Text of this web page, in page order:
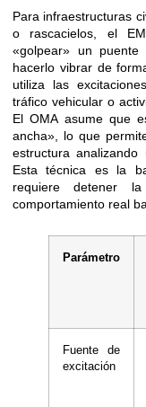
Para infraestructuras
o rascacielos, el
«golpear» un
hacerlo vibrar de
utiliza las
tráfico vehicular o
El OMA asume que
ancha», lo que
estructura
Esta técnica es la
requiere detener
comportamiento real
Parámetro
Fuente de
excitación